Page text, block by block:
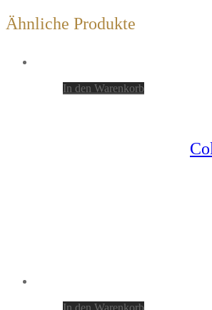
Ähnliche Produkte
In den Warenkorb